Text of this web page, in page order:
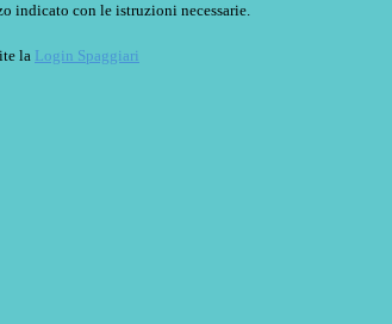
indicato con le istruzioni necessarie.
la Login Spaggiari